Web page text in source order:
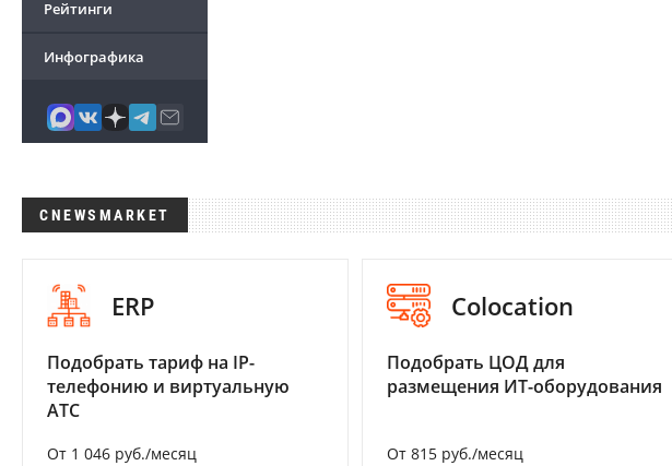
Рейтинги
Инфографика
CNEWSMARKET
ERP
Подобрать тариф на IP-
телефонию и виртуальную
АТС
От 1 046 руб./месяц
Colocation
Подобрать ЦОД для
размещения ИТ-оборудования
От 815 руб./месяц